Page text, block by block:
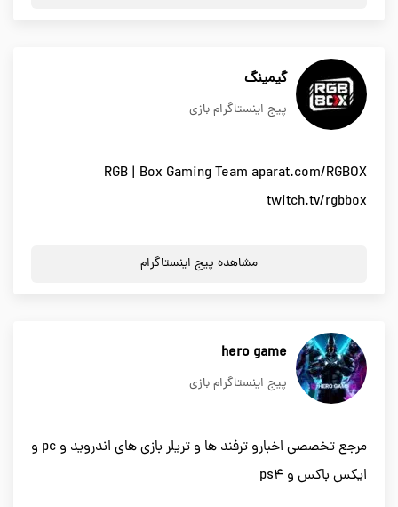
گیمینگ
پیج اینستاگرام بازی
RGB | Box Gaming Team aparat.com/RGBOX
twitch.tv/rgbbox
مشاهده پیج اینستاگرام
hero game
پیج اینستاگرام بازی
مرجع تخصصی اخبارو ترفند ها و تریلر بازی های اندروید و pc و
ایکس باکس و ps4